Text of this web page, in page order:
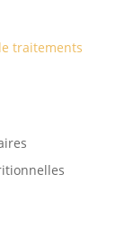
traitements